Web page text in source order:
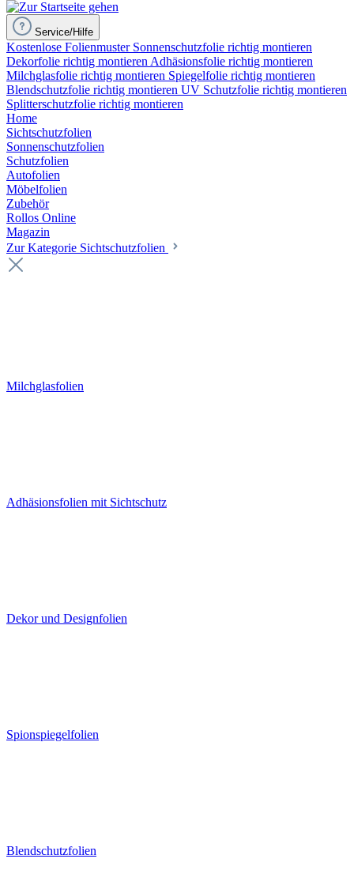
Service/Hilfe
Kostenlose Folienmuster Sonnenschutzfolie richtig montieren
Dekorfolie richtig montieren Adhäsionsfolie richtig montieren
Milchglasfolie richtig montieren Spiegelfolie richtig montieren
Blendschutzfolie richtig montieren UV Schutzfolie richtig montieren
Splitterschutzfolie richtig montieren
Home
Sichtschutzfolien
Sonnenschutzfolien
Schutzfolien
Autofolien
Möbelfolien
Zubehör
Rollos Online
Magazin
Zur Kategorie Sichtschutzfolien
Milchglasfolien
Adhäsionsfolien mit Sichtschutz
Dekor und Designfolien
Spionspiegelfolien
Blendschutzfolien